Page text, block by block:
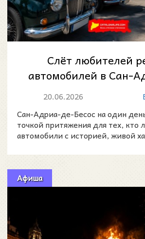
Слёт любителей
автомобилей в Сан-
Бесос: 120
машин у моря
20.06.2026
Сан-Адриа-де-Бесос на один
точкой притяжения для тех, кто
автомобили с историей, живой
Афиша